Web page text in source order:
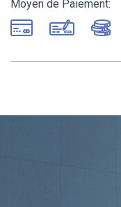
Moyen de Paiement: